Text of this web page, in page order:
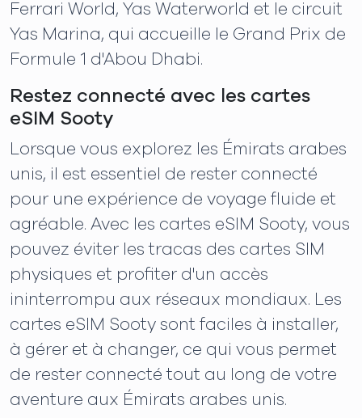
Ferrari World, Yas Waterworld et le circuit
Yas Marina, qui accueille le Grand Prix de
Formule 1 d'Abou Dhabi.
Restez connecté avec les cartes
eSIM Sooty
Lorsque vous explorez les Émirats arabes
unis, il est essentiel de rester connecté
pour une expérience de voyage fluide et
agréable. Avec les cartes eSIM Sooty, vous
pouvez éviter les tracas des cartes SIM
physiques et profiter d'un accès
ininterrompu aux réseaux mondiaux. Les
cartes eSIM Sooty sont faciles à installer,
à gérer et à changer, ce qui vous permet
de rester connecté tout au long de votre
aventure aux Émirats arabes unis.